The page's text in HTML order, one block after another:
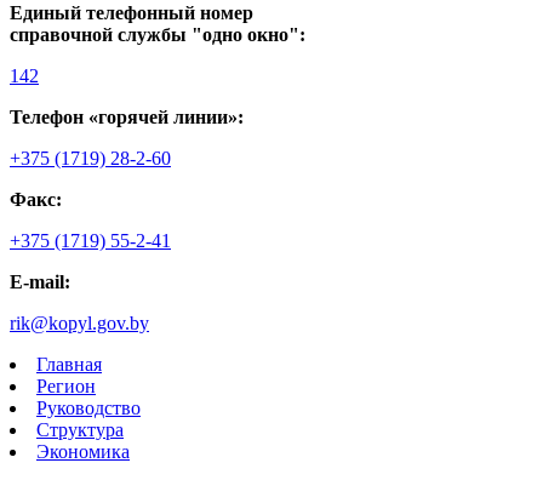
Единый телефонный номер
справочной службы "одно окно":
142
Телефон «горячей линии»:
+375 (1719) 28-2-60
Факс:
+375 (1719) 55-2-41
E-mail:
rik@kopyl.gov.by
Главная
Регион
Руководство
Структура
Экономика